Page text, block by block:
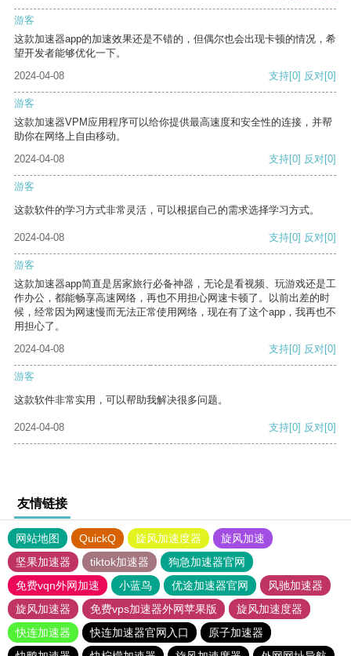
游客
这款加速器app的加速效果还是不错的，但偶尔也会出现卡顿的情况，希
望开发者能够优化一下。
2024-04-08
支持[0] 反对[0]
游客
这款加速器VPM应用程序可以给你提供最高速度和安全性的连接，并帮
助你在网络上自由移动。
2024-04-08
支持[0] 反对[0]
游客
这款软件的学习方式非常灵活，可以根据自己的需求选择学习方式。
2024-04-08 支持[0] 反对[0]
游客
这款加速器app简直是居家旅行必备神器，无论是看视频、玩游戏还是工
作办公，都能畅享高速网络，再也不用担心网速卡顿了。以前出差的时
候，经常因为网速慢而无法正常使用网络，现在有了这个app，我再也不
用担心了。
2024-04-08
支持[0] 反对[0]
游客
这款软件非常实用，可以帮助我解决很多问题。
2024-04-08 支持[0] 反对[0]
友情链接
网站地图 QuickQ 旋风加速度器
旋风加速
坚果加速器
tiktok加速器
狗急加速器官网
免费vqn外网加速
小蓝鸟 优途加速器官网
风驰加速器
旋风加速器
免费vps加速器外网苹果版
旋风加速度器
快连加速器
快连加速器官网入口
原子加速器